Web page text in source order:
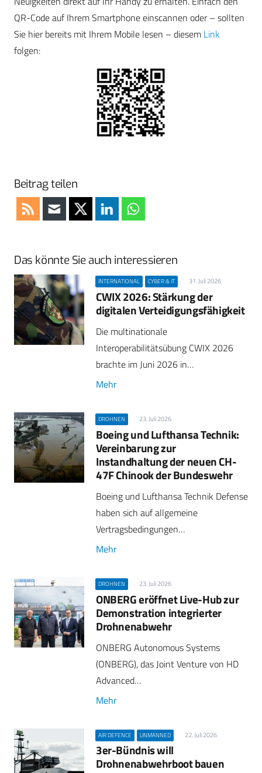
QR-Code auf Ihrem Smartphone einscannen oder – sollten
Sie hier bereits mit Ihrem Mobile lesen – diesem Link
folgen:
Beitrag teilen
Das könnte Sie auch interessieren
INTERNATIONAL CYBER & IT 31. Juli 2026
CWIX 2026: Stärkung der
digitalen Verteidigungsfähigkeit
Die multinationale
Interoperabilitätsübung CWIX 2026
brachte im Juni 2026 in…
Mehr
DROHNEN 23. Juli 2026
Boeing und Lufthansa Technik:
Vereinbarung zur
Instandhaltung der neuen CH-
47F Chinook der Bundeswehr
Boeing und Lufthansa Technik Defense
haben sich auf allgemeine
Vertragsbedingungen…
Mehr
DROHNEN 23. Juli 2026
ONBERG eröffnet Live-Hub zur
Demonstration integrierter
Drohnenabwehr
ONBERG Autonomous Systems
(ONBERG), das Joint Venture von HD
Advanced…
Mehr
AIR DEFENCE UNMANNED 22. Juli 2026
3er-Bündnis will
Drohnenabwehrboot bauen